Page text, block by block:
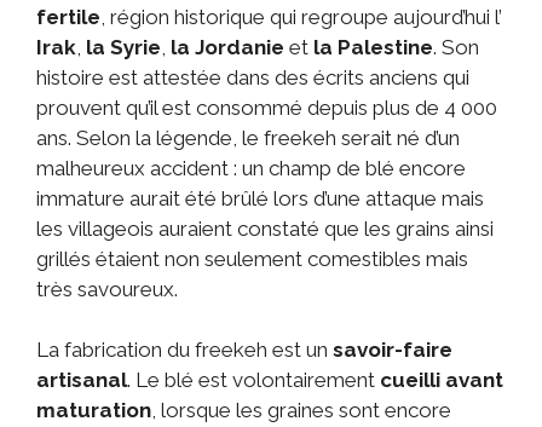
fertile , région historique qui regroupe aujourd’hui l’
Irak la Syrie la Jordanie et la Palestine. Son
histoire est attestée dans des écrits anciens qui
prouvent qu’il est consommé depuis plus de 4 000
ans. Selon la légende, le freekeh serait né d’un
malheureux accident : un champ de blé encore
immature aurait été brûlé lors d’une attaque mais
les villageois auraient constaté que les grains ainsi
grillés étaient non seulement comestibles mais
très savoureux.
La fabrication du freekeh est un savoir-faire
artisanal. Le blé est volontairement cueilli avant
maturation, lorsque les graines sont encore